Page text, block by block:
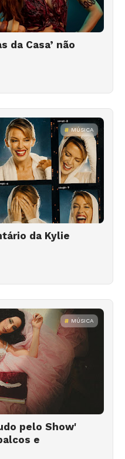
da Casa’ não
MÚSICA
da Kylie
MÚSICA
pelo Show'
e